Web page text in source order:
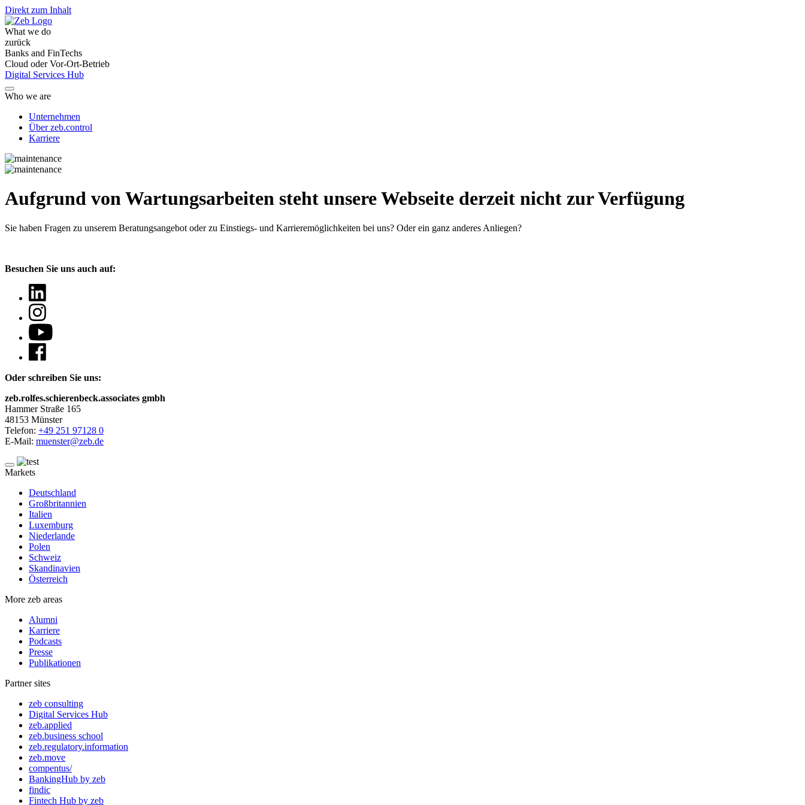
Direkt zum Inhalt
What we do
zurück
Banks and FinTechs
Cloud oder Vor-Ort-Betrieb
Digital Services Hub
Who we are
Unternehmen
Über zeb.control
Karriere
Aufgrund von Wartungsarbeiten steht unsere Webseite derzeit nicht zur Verfügung
Sie haben Fragen zu unserem Beratungsangebot oder zu Einstiegs- und Karrieremöglichkeiten bei uns? Oder ein ganz anderes Anliegen?
Besuchen Sie uns auch auf:
Oder schreiben Sie uns:
zeb.rolfes.schierenbeck.associates gmbh
Hammer Straße 165
48153 Münster
Telefon: +49 251 97128 0
E-Mail: muenster@zeb.de
Markets
Deutschland
Großbritannien
Italien
Luxemburg
Niederlande
Polen
Schweiz
Skandinavien
Österreich
More zeb areas
Alumni
Karriere
Podcasts
Presse
Publikationen
Partner sites
zeb consulting
Digital Services Hub
zeb.applied
zeb.business school
zeb.regulatory.information
zeb.move
compentus/
BankingHub by zeb
findic
Fintech Hub by zeb